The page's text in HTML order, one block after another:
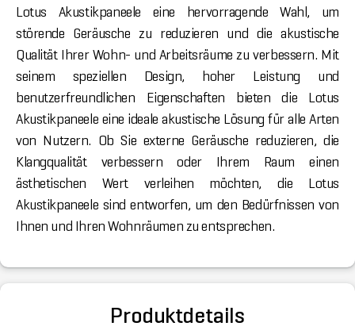
Lotus Akustikpaneele eine hervorragende Wahl, um
störende Geräusche zu reduzieren und die akustische
Qualität Ihrer Wohn- und Arbeitsräume zu verbessern. Mit
seinem speziellen Design, hoher Leistung und
benutzerfreundlichen Eigenschaften bieten die Lotus
Akustikpaneele eine ideale akustische Lösung für alle Arten
von Nutzern. Ob Sie externe Geräusche reduzieren, die
Klangqualität verbessern oder Ihrem Raum einen
ästhetischen Wert verleihen möchten, die Lotus
Akustikpaneele sind entworfen, um den Bedürfnissen von
Ihnen und Ihren Wohnräumen zu entsprechen.
Produktdetails